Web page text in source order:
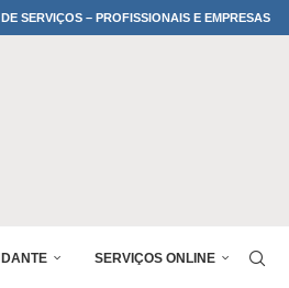
SERVIÇOS – PROFISSIONAIS E EMPRESAS
SERVIÇOS ONLINE